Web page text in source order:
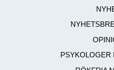
PSYKOLOGER